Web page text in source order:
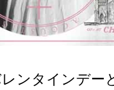
レンタインデー